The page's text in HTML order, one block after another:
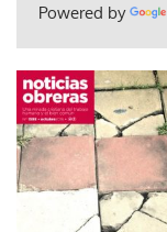
Powered by